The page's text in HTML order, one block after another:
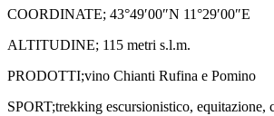
COORDINATE; 43°49′00″N 11°29′00″E
ALTITUDINE; 115 metri s.l.m.
PRODOTTI;vino Chianti Rufina e Pomino
SPORT;trekking escursionistico, equitazione,